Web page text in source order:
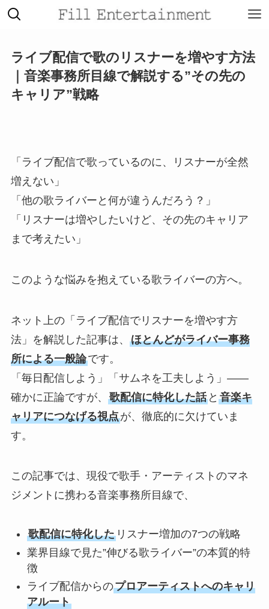
ライブ配信で歌のリスナーを増やす方法
｜音楽事務所目線で解説する”その先の
キャリア”戦略
「ライブ配信で歌っているのに、リスナーが全然
増えない」
「他の歌ライバーと何が違うんだろう？」
「リスナーは増やしたいけど、その先のキャリア
まで考えたい」
このような悩みを抱えている歌ライバーの方へ。
ネット上の「ライブ配信でリスナーを増やす方
法」を解説した記事は、 ほとんどがライバー事務
所による一般論です。
「毎日配信しよう」「サムネを工夫しよう」――
確かに正論ですが、 歌配信に特化した話と 音楽キ
ャリアにつなげる視点が、徹底的に欠けていま
す。
この記事では、現役で歌手・アーティストのマネ
ジメントに携わる音楽事務所目線で、
歌配信に特化したリスナー増加の7つの戦略
業界目線で見た”伸びる歌ライバー”の本質的特
徴
ライブ配信からのプロアーティストへのキャリ
アルート